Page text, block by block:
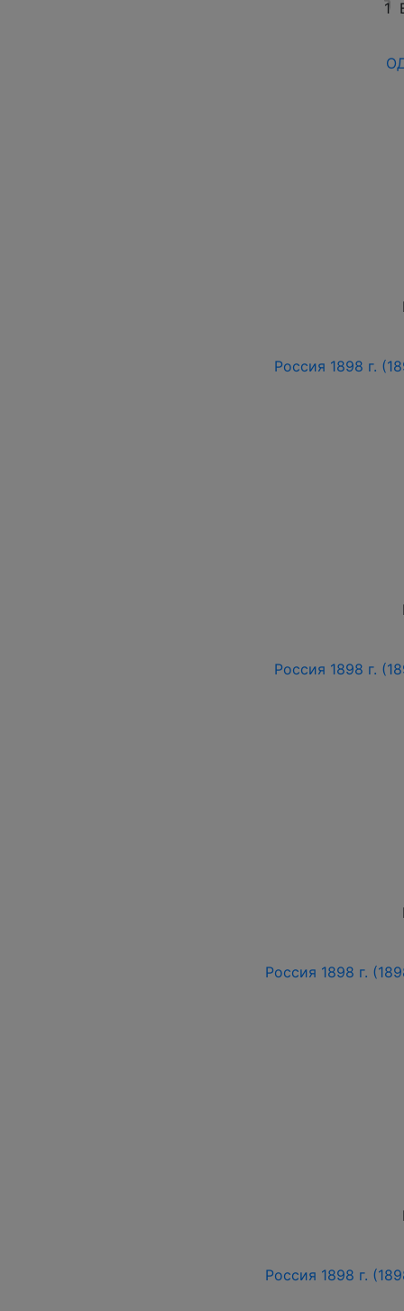
1
Россия 1898 г.
Россия 1898 г.
Россия 1898 г.
Россия 1898 г.